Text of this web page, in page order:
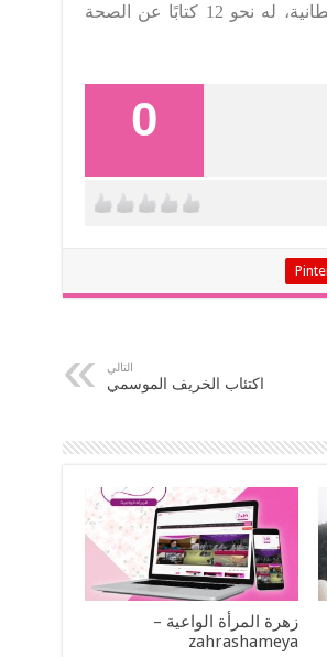
وأيرلندا، كما عمل هناك لمدة 30 عامًا مع وزارة الصحة البريطانية، له نحو 12 كتابًا عن الصحة
0
التالي
اكتئاب الخريف الموسمي
زهرة المرأة الواعية –
zahrashameya